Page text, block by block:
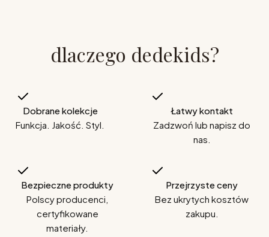
dlaczego dedekids?
Dobrane kolekcje
Funkcja. Jakość. Styl.
Łatwy kontakt
Zadzwoń lub napisz do
nas.
Bezpieczne produkty
Polscy producenci,
certyfikowane
materiały.
Przejrzyste ceny
Bez ukrytych kosztów
zakupu.